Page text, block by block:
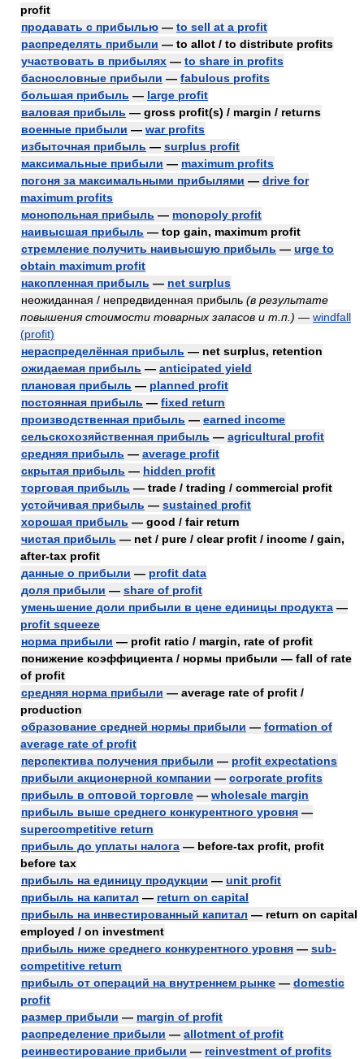
profit
продавать с прибылью — to sell at a profit
распределять прибыли — to allot / to distribute profits
участвовать в прибылях — to share in profits
баснословные прибыли — fabulous profits
большая прибыль — large profit
валовая прибыль — gross profit(s) / margin / returns
военные прибыли — war profits
избыточная прибыль — surplus profit
максимальные прибыли — maximum profits
погоня за максимальными прибылями — drive for
maximum profits
монопольная прибыль — monopoly profit
наивысшая прибыль — top gain, maximum profit
стремление получить наивысшую прибыль — urge to
obtain maximum profit
накопленная прибыль — net surplus
неожиданная / непредвиденная прибыль (в результате
повышения стоимости товарных запасов и т.п.) — windfall
(profit)
нераспределённая прибыль — net surplus, retention
ожидаемая прибыль — anticipated yield
плановая прибыль — planned profit
постоянная прибыль — fixed return
производственная прибыль — earned income
сельскохозяйственная прибыль — agricultural profit
средняя прибыль — average profit
скрытая прибыль — hidden profit
торговая прибыль — trade / trading / commercial profit
устойчивая прибыль — sustained profit
хорошая прибыль — good / fair return
чистая прибыль — net / pure / clear profit / income / gain,
after-tax profit
данные о прибыли — profit data
доля прибыли — share of profit
уменьшение доли прибыли в цене единицы продукта —
profit squeeze
норма прибыли — profit ratio / margin, rate of profit
понижение коэффициента / нормы прибыли — fall of rate
of profit
средняя норма прибыли — average rate of profit /
production
образование средней нормы прибыли — formation of
average rate of profit
перспектива получения прибыли — profit expectations
прибыли акционерной компании — corporate profits
прибыль в оптовой торговле — wholesale margin
прибыль выше среднего конкурентного уровня —
supercompetitive return
прибыль до уплаты налога — before-tax profit, profit
before tax
прибыль на единицу продукции — unit profit
прибыль на капитал — return on capital
прибыль на инвестированный капитал — return on capital
employed / on investment
прибыль ниже среднего конкурентного уровня — sub-
competitive return
прибыль от операций на внутреннем рынке — domestic
profit
размер прибыли — margin of profit
распределение прибыли — allotment of profit
реинвестирование прибыли — reinvestment of profits